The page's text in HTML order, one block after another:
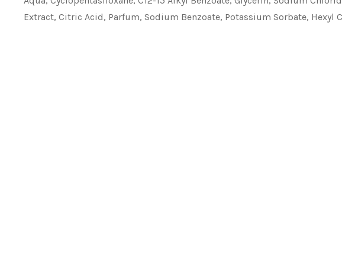
Extract, Citric Acid, Parfum, Sodium Benzoate, Potassium Sorbate, Hexyl